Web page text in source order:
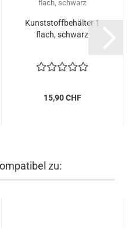
Kunststoffbehälter 1
flach, schwarz
15,90 CHF
zu: